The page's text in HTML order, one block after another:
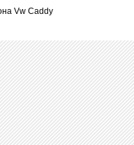
Vw Caddy